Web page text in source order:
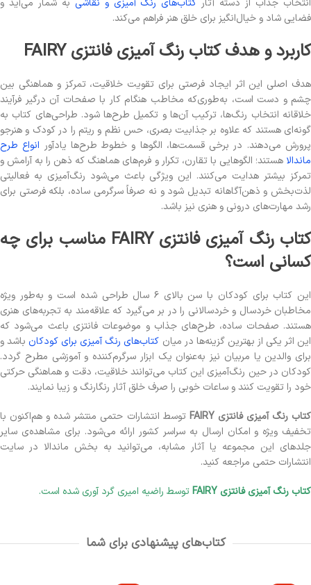
انتخاب جذاب از دسته آثار کتاب‌های رنگ آمیزی و نقاشی به شمار می‌آید و
فضایی شاد و خیال‌انگیز برای خلق هنر فراهم می‌کند.
کاربرد و هدف کتاب رنگ آمیزی فانتزی FAIRY
هدف اصلی این اثر ایجاد فرصتی برای تقویت خلاقیت، تمرکز و هماهنگی بین
چشم و دست است، به‌طوری‌که مخاطب هنگام کار با صفحات آن درگیر فرآیند
خلاقانه انتخاب رنگ‌ها، ترکیب آن‌ها و تکمیل طرح‌ها شود. طراحی‌های کتاب به
گونه‌ای هستند که علاوه بر جذابیت بصری، حس نظم و ریتم را در کودک و هنرجو
پرورش می‌دهند. در برخی قسمت‌ها، الگوها و خطوط طرح‌ها یادآور انواع طرح
ماندالا هستند؛ الگوهایی با تقارن، تکرار و فرم‌های هماهنگ که ذهن را به آرامش و
تمرکز بیشتر هدایت می‌کنند. این ویژگی باعث می‌شود رنگ‌آمیزی به فعالیتی
لذت‌بخش و ذهن‌آگاهانه تبدیل شود و نه صرفاً سرگرمی ساده، بلکه فرصتی برای
رشد مهارت‌های درونی و هنری نیز باشد.
کتاب رنگ آمیزی فانتزی FAIRY مناسب برای چه
کسانی است؟
این کتاب برای کودکان با سن بالای ۶ سال طراحی شده است و به‌طور ویژه
مخاطبان خردسال و خردسالانی را در بر می‌گیرد که علاقه‌مند به تجربه‌های هنری
هستند. صفحات ساده، طرح‌های جذاب و موضوعات فانتزی باعث می‌شود که
این اثر یکی از بهترین گزینه‌ها در میان کتاب‌های رنگ ‌آمیزی برای کودکان باشد و
برای والدین یا مربیان نیز به‌عنوان یک ابزار سرگرم‌کننده و آموزشی مطرح گردد.
کودکان در حین رنگ‌آمیزی این کتاب می‌توانند خلاقیت، دقت و هماهنگی حرکتی
خود را تقویت کنند و ساعات خوبی را صرف خلق آثار رنگارنگ و زیبا نمایند.
کتاب رنگ آمیزی فانتزی FAIRY
توسط انتشارات حتمی منتشر شده و هم‌اکنون با
تخفیف ویژه و امکان ارسال به سراسر کشور ارائه می‌شود. برای مشاهده‌ی سایر
جلدهای این مجموعه یا آثار مشابه، می‌توانید به بخش ماندالا در سایت
انتشارات حتمی مراجعه کنید.
کتاب رنگ آمیزی فانتزی FAIRY
توسط راضیه امیری گرد آوری شده است.
کتاب‌های پیشنهادی برای شما